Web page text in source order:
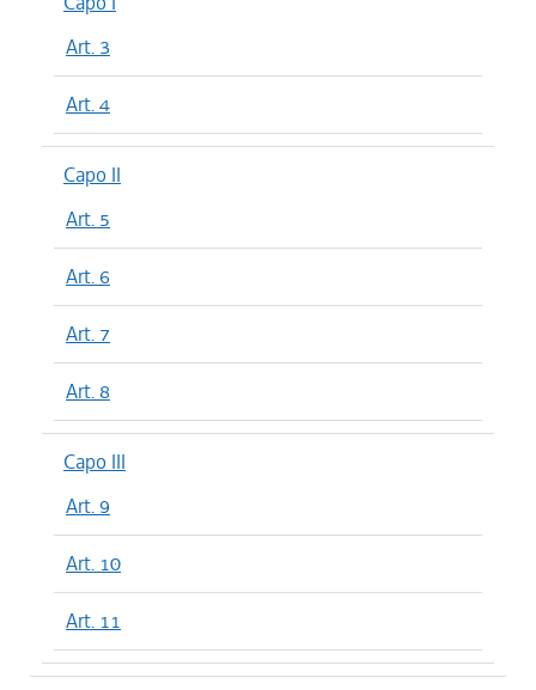
Art. 3
Art. 4
Capo II
Art. 5
Art. 6
Art. 7
Art. 8
Capo III
Art. 9
Art. 10
Art. 11